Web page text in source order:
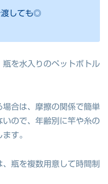
渡しても◎
を水入りのペットボトル
場合は、摩擦の関係で簡単
ので、年齢別に竿や糸の
す。
瓶を複数用意して時間制